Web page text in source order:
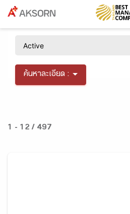
ค้นหาละเอียด :
1 - 12 / 497